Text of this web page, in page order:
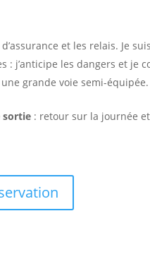
et les relais. Je
: j’anticipe les dangers et je
grande voie semi-équipée.
sortie : retour sur la journée